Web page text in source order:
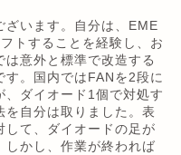
ざいます。自分は、EME
トすることを経験し、お
意外と標準で改造する
す。国内ではFANを2段に
、ダイオード1個で対処す
を自分は取りました。表
して、ダイオードの足が
しかし、作業が終われば